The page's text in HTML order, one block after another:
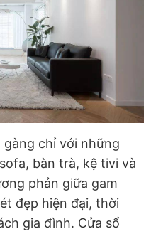
gàng chỉ với những
bàn trà, kệ tivi và
phản giữa gam
đẹp hiện đại, thời
gia đình. Cửa sổ